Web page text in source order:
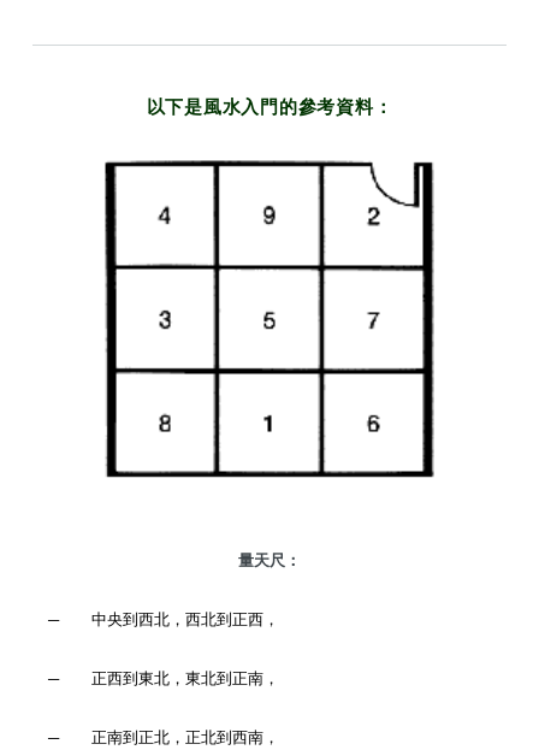
以下是風水入門的參考資料：
量天尺：
─ 中央到西北，西北到正西，
─ 正西到東北，東北到正南，
─ 正南到正北，正北到西南，